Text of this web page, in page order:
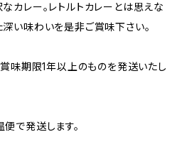
カレー。レトルトカレーとは思えな
い味わいを是非ご賞味下さい。
賞味期限1年以上のものを発送いたし
で発送します。